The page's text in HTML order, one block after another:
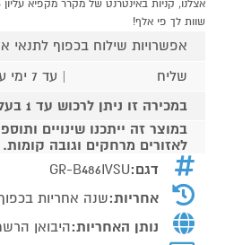
שוות לך פי אלף!
אפשרויות שילוח בכפוף לתנאי
שליח
| עד 7 ימי עסקים |
במכירה זו ניתן לרכוש עד 1 בעלות משלוח אחד
במוצר זה ייתכנו שינויים
לאזורים מרחקים וגובה קומות.
דגם:GR-B486IVSU
אחריות:שנה אחריות
נותן האחריות:היבואן